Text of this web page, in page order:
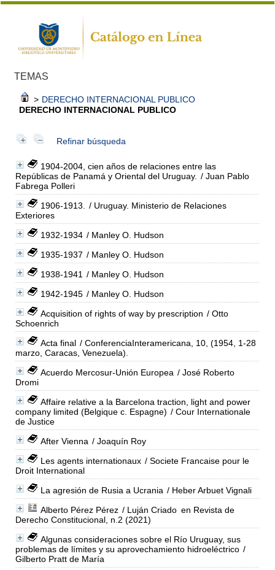
TEMAS
> DERECHO INTERNACIONAL PUBLICO
DERECHO INTERNACIONAL PUBLICO
Refinar búsqueda
1904-2004, cien años de relaciones entre las
Repúblicas de Panamá y Oriental del Uruguay. / Juan Pablo
Fabrega Polleri
1906-1913.
/ Uruguay. Ministerio de Relaciones
Exteriores
1932-1934 / Manley O. Hudson
1935-1937 / Manley O. Hudson
1938-1941 / Manley O. Hudson
1942-1945 / Manley O. Hudson
Acquisition of rights of way by prescription / Otto
Schoenrich
Acta final / ConferenciaInteramericana, 10, (1954, 1-28
marzo, Caracas, Venezuela).
Acuerdo Mercosur-Unión Europea / José Roberto
Dromi
Affaire relative a la Barcelona traction, light and power
company limited (Belgique c. Espagne) / Cour Internationale
de Justice
After Vienna / Joaquín Roy
Les agents internationaux / Societe Francaise pour le
Droit International
La agresión de Rusia a Ucrania / Heber Arbuet Vignali
Alberto Pérez Pérez / Luján Criado en Revista de
Derecho Constitucional, n.2 (2021)
Algunas consideraciones sobre el Río Uruguay, sus
problemas de límites y su aprovechamiento hidroeléctrico /
Gilberto Pratt de María